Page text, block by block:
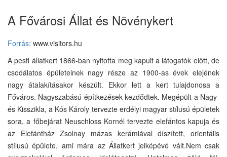
A Fővárosi Állat és Növénykert
Forrás: www.visitors.hu
A pesti állatkert 1866-ban nyitotta meg kapuit a látogatók előtt, de
csodálatos épületeinek nagy része az 1900-as évek elejének
nagy átalakításakor készült. Ekkor lett a kert tulajdonosa a
Főváros. Nagyszabású építkezések kezdődtek. Megépült a Nagy-
és Kisszikla, a Kós Károly tervezte erdélyi magyar stílusú épületek
sora, a főbejárat Neuschloss Kornél tervezte elefántos kapuja és
az Elefántház Zsolnay mázas kerámiával díszített, orientális
stílusú épülete, ami mára az Állatkert jelképévé vált.Nem csak